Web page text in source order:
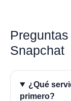
Snapchat
¿Qué
primero?